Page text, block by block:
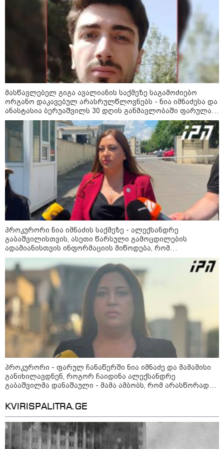
კატეგორიის ყველა სიახლე
კატეგორიები
7
დღის ზოგადი
ასტროლოგიური
პროგნოზი
ეს დღე გამოირჩევა სტაბილური და მშვიდი ენერგიით. კარგი
პერიოდია დაწყებული საქმეების ბოლომდე მოსაყვანად,
ფინანსური საკითხების გადასამოწმებლად და სამუშაო
სივრცის მოწესრიგებისთვის. თანმიმდევრული მოქმედება და
პრაქტიკული მიდგომა სასურველ შედეგს უდანაკარგოდ
მოგიტანთ.
აგვისტო აგარაკზე: ეს 5 საქმე
მასწავლებელ გიგა ავალიანის საქმეზე საგამოძიებო
ორგანო დაკავებულ არასრულწლოვნებს - ნია იმნაძესა და
ანასტასია ბერუაშვილს 30 დღის განმავლობაში ფარულად
უსმენდა
პროკურორი ნია იმნაძის საქმეზე - ალექსანდრე
გაბაშვილისთვის, ასეთი წარსული გამოცდილების
ადამიანისთვის ინფორმაციის მიწოდება, რომ
მასწავლებელი სექსუალურად ავიწროებდა,
ფაქტობრივად, წაქეზება იყო
პროკურორი - ფარულ ჩანაწერში ნია იმნაძე და მამამისი
განიხილავდნენ, როგორ ჩაიდინა ალექსანდრე
გაბაშვილმა დანაშაული - მამა ამბობს, რომ არასწორად
მოიქცეოდა, თანამედროვე ეპოქაში სხვანაირად ხდება,
KVIRISPALITRA.GE